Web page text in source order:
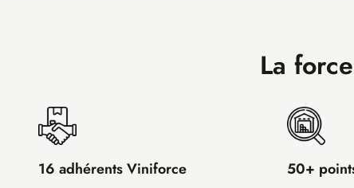
La
16 adhérents Viniforce
50+